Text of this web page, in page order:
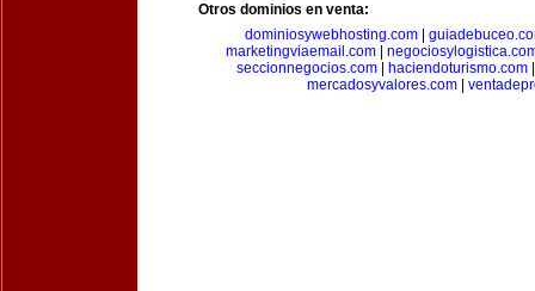
Otros dominios en venta:
dominiosywebhosting.com|
marketingviaemail.com|
seccionnegocios.com
haciendoturismo.com
mercadosyvalores.com